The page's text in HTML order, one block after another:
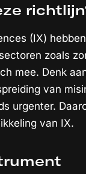
(IX)
zoals
mee. Denk
van
urgenter.
van IX.